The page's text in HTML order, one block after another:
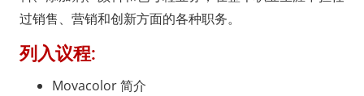
过销售、营销和创新方面的各种职务。
列入议程:
Movacolor 简介